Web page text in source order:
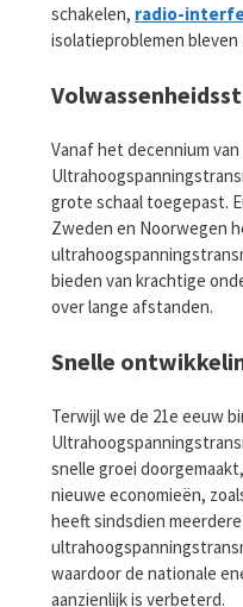
schakelen, radio-
isolatieproblemen bleven
Vanaf het decennium van
grote schaal toegepast.
Zweden en Noorwegen
bieden van krachtige
over lange afstanden.
Snelle
Terwijl we de 21e eeuw
snelle groei
nieuwe economieën,
heeft sindsdien meerdere
waardoor de nationale
aanzienlijk is verbeterd.